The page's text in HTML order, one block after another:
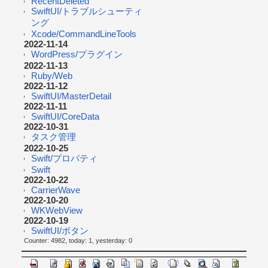
SwiftUI/トラブルシューティ
ング
Xcode/CommandLineTools
2022-11-14
WordPress/プラグイン
2022-11-13
Ruby/Web
2022-11-12
SwiftUI/MasterDetail
2022-11-11
SwiftUI/CoreData
2022-10-31
タスク管理
2022-10-25
Swift/プロパティ
Swift
2022-10-22
CarrierWave
2022-10-20
WKWebView
2022-10-19
SwiftUI/ボタン
Counter: 4982, today: 1, yesterday: 0